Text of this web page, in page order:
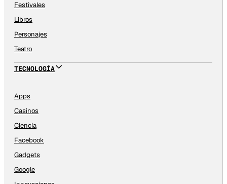
Festivales
Libros
Personajes
Teatro
TECNOLOGÍA
Apps
Casinos
Ciencia
Facebook
Gadgets
Google